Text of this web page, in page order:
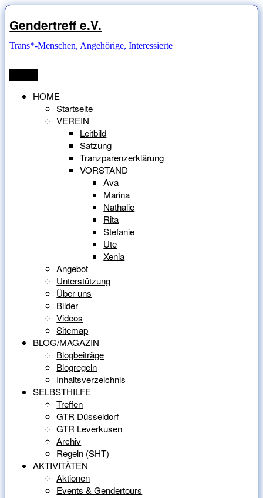
Zum
Inhalt
springen
Gendertreff e.V.
Trans*-Menschen, Angehörige, Interessierte
HOME
Startseite
VEREIN
Leitbild
Satzung
Tranzparenzerklärung
VORSTAND
Ava
Marina
Nathalie
Rita
Stefanie
Ute
Xenia
Angebot
Unterstützung
Über uns
Bilder
Videos
Sitemap
BLOG/MAGAZIN
Blogbeiträge
Blogregeln
Inhaltsverzeichnis
SELBSTHILFE
Treffen
GTR Düsseldorf
GTR Leverkusen
Archiv
Regeln (SHT)
AKTIVITÄTEN
Aktionen
Events & Gendertours